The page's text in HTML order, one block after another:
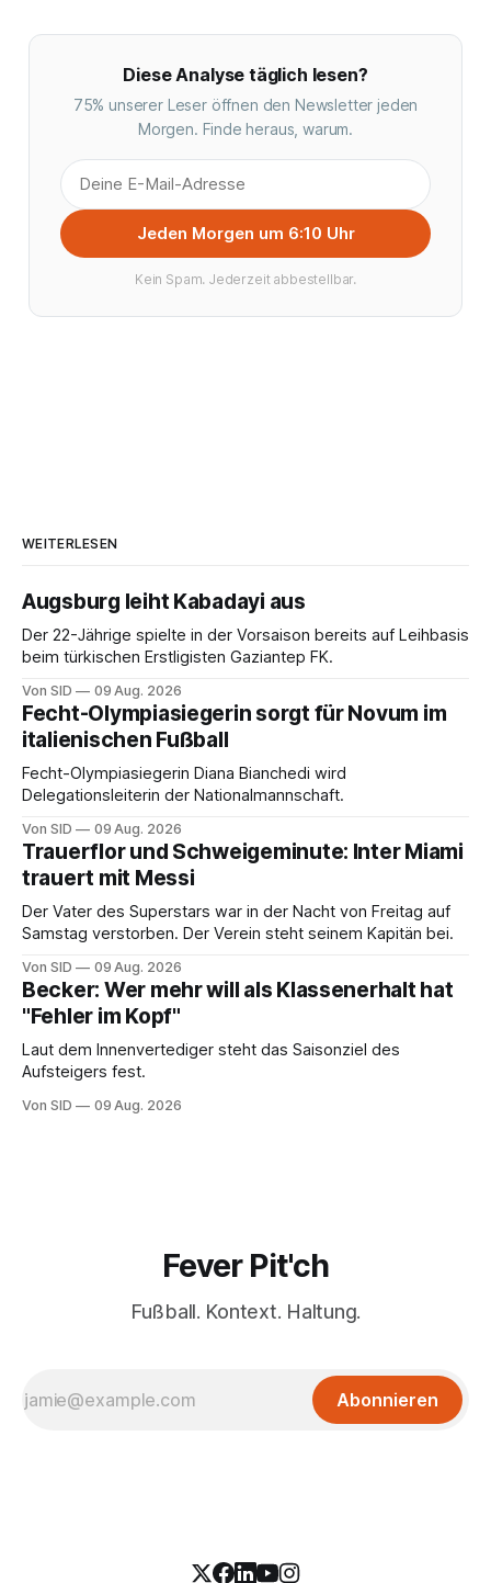
Diese Analyse täglich lesen?
75% unserer Leser öffnen den Newsletter jeden
Morgen. Finde heraus, warum.
Jeden Morgen um 6:10 Uhr
Kein Spam. Jederzeit abbestellbar.
WEITERLESEN
Augsburg leiht Kabadayi aus
Der 22-Jährige spielte in der Vorsaison bereits auf Leihbasis
beim türkischen Erstligisten Gaziantep FK.
Von SID 09 Aug. 2026
Fecht-Olympiasiegerin sorgt für Novum im
italienischen Fußball
Fecht-Olympiasiegerin Diana Bianchedi wird
Delegationsleiterin der Nationalmannschaft.
Von SID 09 Aug. 2026
Trauerflor und Schweigeminute: Inter Miami
trauert mit Messi
Der Vater des Superstars war in der Nacht von Freitag auf
Samstag verstorben. Der Verein steht seinem Kapitän bei.
Von SID 09 Aug. 2026
Becker: Wer mehr will als Klassenerhalt hat
"Fehler im Kopf"
Laut dem Innenvertediger steht das Saisonziel des
Aufsteigers fest.
Von SID 09 Aug. 2026
Fever Pit'ch
Fußball. Kontext. Haltung.
Abonnieren